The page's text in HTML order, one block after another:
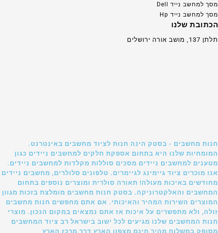
מסך למחשב נייד Dell
מסך למחשב נייד Hp
הכתובת שלנו
תלתן 137, מושב אורה ירושלים
חנות מחשבים - בסטק הינה חנות לציוד מחשבים באינטרנט.
המומחיות שלנו היא בתחום אספקת חלקים למחשבים ניידים כגון
מטענים למחשבים ניידים מסכים סוללות מקלדות למחשבים ניידים.
אנו מוכרים ציוד גיימינג לגיימרים. טלפונים סלולרים, מחשבים ניידים
מחודשים באיכות מעולה! תאורה סולרית ומוצרים נוספים בתחום
המחשבים והאלקטרוניקה. בסטק חנות מחשבים מומלצת בזכות מגוון
המוצרים השירות המהיר והאיכותי. אם אתם מחפשים חנות מחשבים
זולה, ולא מתפשרים על איכות אז אתם נמצאים במקום הנכון. מוצרי
חנות המחשבים שלנו מגיעים לכל ישוב בישראל רב ציוד המחשבים
מסופק במשלוח מהיר חינם מצפון הארץ דרך מרכז הארץ